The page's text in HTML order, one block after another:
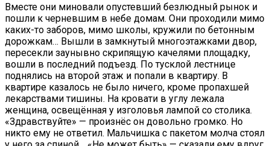
Вместе они миновали опустевший безлюдный рынок и
пошли к черневшим в небе домам. Они проходили мимо
каких-то заборов, мимо школы, кружили по бетонным
дорожкам… Вышли в замкнутый многоэтажками двор,
пересекли заунывно скрипящую качелями площадку,
вошли в последний подъезд. По тусклой лестнице
поднялись на второй этаж и попали в квартиру. В
квартире казалось не было ничего, кроме пропахшей
лекарствами тишины. На кровати в углу лежала
женщина, освещённая у изголовья лампой со столика.
«Здравствуйте» — произнёс он довольно громко. Но
никто ему не ответил. Мальчишка с пакетом молча стоял